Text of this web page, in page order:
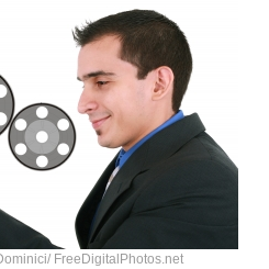
FreeDigitalPhotos.net